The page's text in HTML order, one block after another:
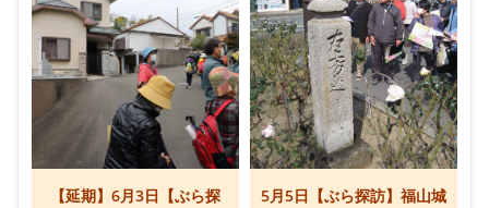
【延期】6月3日【ぶら探
5月5日【ぶら探訪】福山城